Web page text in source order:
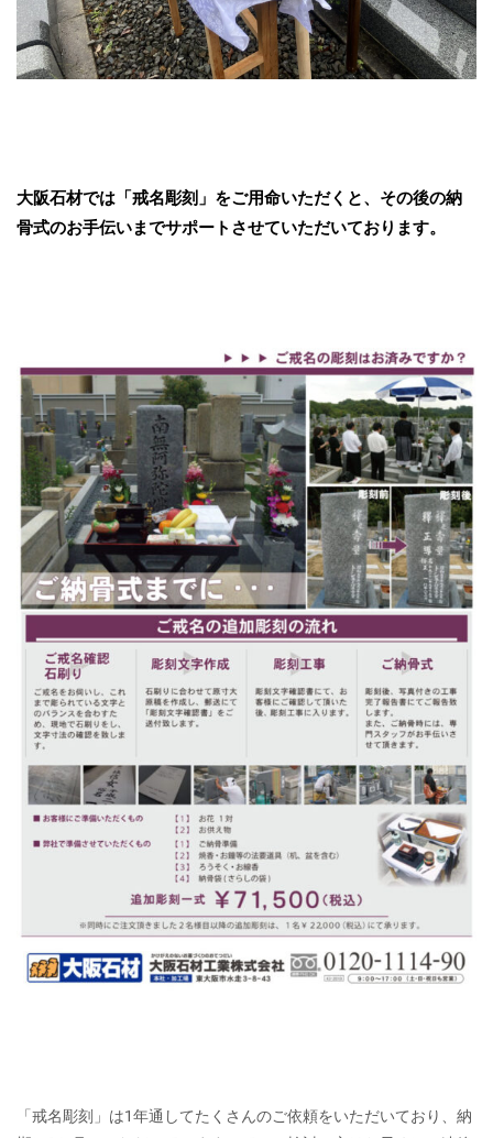
大阪石材では「戒名彫刻」をご用命いただくと、その後の納
骨式のお手伝いまでサポートさせていただいております。
「戒名彫刻」は1年通してたくさんのご依頼をいただいており、納